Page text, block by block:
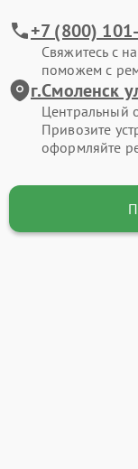
+7 (800)
Свяжитесь с
поможем с
г.Смоленск
Центральный
Привозите
оформляйте